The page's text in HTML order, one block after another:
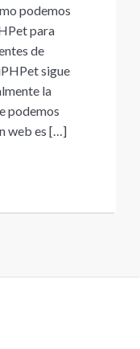
podemos
para
de
sigue
la
podemos
web es […]